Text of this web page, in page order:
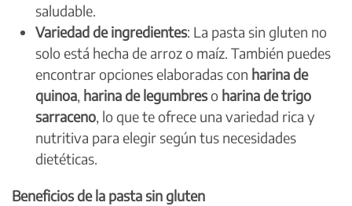
saludable.
Variedad de ingredientes: La pasta sin gluten no
solo está hecha de arroz o maíz. También puedes
encontrar opciones elaboradas con harina de
quinoa, harina de legumbreso harina de trigo
sarraceno, lo que te ofrece una variedad rica y
nutritiva para elegir según tus necesidades
dietéticas.
Beneficios de la pasta sin gluten